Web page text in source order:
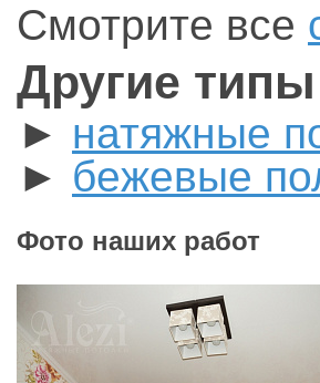
Смотрите все
Другие
► натяжные
► бежевые
Фото наших работ